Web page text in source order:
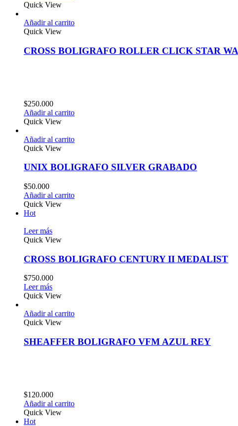
Quick View
Añadir al carrito
Quick View
CROSS BOLIGRAFO ROLLER CLICK STAR
$250.000
Añadir al carrito
Quick View
Añadir al carrito
Quick View
UNIX BOLIGRAFO SILVER GRABADO
$50.000
Añadir al carrito
Quick View
Hot
Leer más
Quick View
CROSS BOLIGRAFO CENTURY II MEDALIST
$750.000
Leer más
Quick View
Añadir al carrito
Quick View
SHEAFFER BOLIGRAFO VFM AZUL REY
$120.000
Añadir al carrito
Quick View
Hot